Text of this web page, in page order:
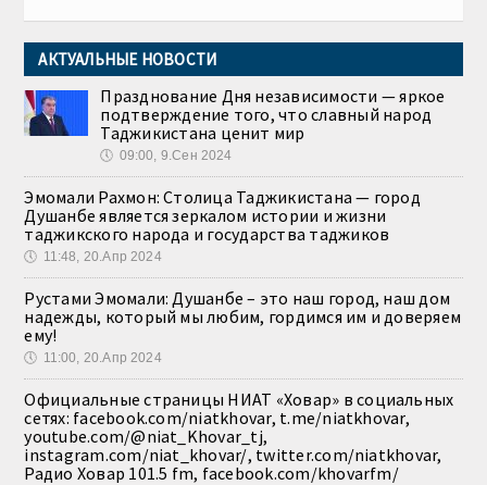
АКТУАЛЬНЫЕ НОВОСТИ
Празднование Дня независимости — яркое
подтверждение того, что славный народ
Таджикистана ценит мир
🕔 09:00, 9.Сен 2024
Эмомали Рахмон: Столица Таджикистана — город
Душанбе является зеркалом истории и жизни
таджикского народа и государства таджиков
🕔 11:48, 20.Апр 2024
Рустами Эмомали: Душанбе – это наш город, наш дом
надежды, который мы любим, гордимся им и доверяем
ему!
🕔 11:00, 20.Апр 2024
Официальные страницы НИАТ «Ховар» в социальных
сетях: facebook.com/niatkhovar, t.me/niatkhovar,
youtube.com/@niat_Khovar_tj,
instagram.com/niat_khovar/, twitter.com/niatkhovar,
Радио Ховар 101.5 fm, facebook.com/khovarfm/